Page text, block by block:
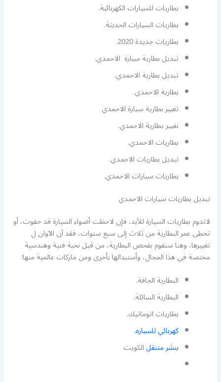
بطاريات للسيارات الكهربائية.
بطاريات السيارات الحديثة.
بطاريات جديدة 2020.
تبديل بطارية سيارة الاحمدي.
تبديل بطارية الاحمدي.
بطارية الاحمدي.
تغيير بطارية سيارة الاحمدي
نغيير يطارية الاحمدي.
بطاريات الاحمدي.
تبديل بطاريات الاحمدي.
بطاريات سيارات الاحمدي.
تبديل بطاريات سيارات الاحمدي
لاتدوم بطاريات السيارة للأبد، فإن لاحظت أضواء السيارة قد خفوت، أو
تخطى عمر البطارية من ثلاث إلى سبع سنوات، فقد آن الآوان ل
تغييرها، وهنا سنقوم بفحص البطارية، من قبل نخبة فنية وهندسية
مختصة في هذا المجال، وأستبدالها بأخرى ومن ماركات عالمية منها:
البطارية الجافة.
البطارية السائلة.
بطاريات اتوماتيك.
كهربائي للسياره.
بنشر متنقلالكويت